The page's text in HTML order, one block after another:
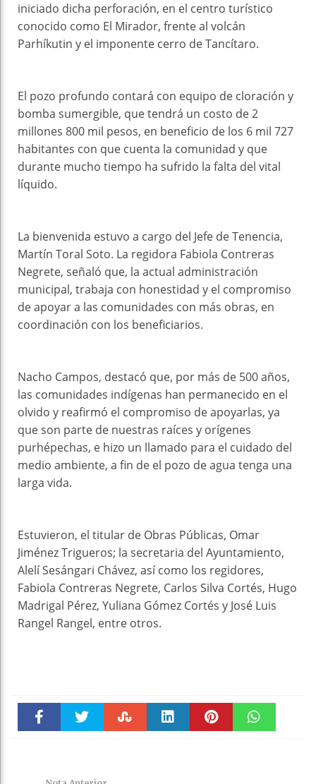
iniciado dicha perforación, en el centro turístico
conocido como El Mirador, frente al volcán
Parhíkutin y el imponente cerro de Tancítaro.
El pozo profundo contará con equipo de cloración y
bomba sumergible, que tendrá un costo de 2
millones 800 mil pesos, en beneficio de los 6 mil 727
habitantes con que cuenta la comunidad y que
durante mucho tiempo ha sufrido la falta del vital
líquido.
La bienvenida estuvo a cargo del Jefe de Tenencia,
Martín Toral Soto. La regidora Fabiola Contreras
Negrete, señaló que, la actual administración
municipal, trabaja con honestidad y el compromiso
de apoyar a las comunidades con más obras, en
coordinación con los beneficiarios.
Nacho Campos, destacó que, por más de 500 años,
las comunidades indígenas han permanecido en el
olvido y reafirmó el compromiso de apoyarlas, ya
que son parte de nuestras raíces y orígenes
purhépechas, e hizo un llamado para el cuidado del
medio ambiente, a fin de el pozo de agua tenga una
larga vida.
Estuvieron, el titular de Obras Públicas, Omar
Jiménez Trigueros; la secretaria del Ayuntamiento,
Alelí Sesángari Chávez, así como los regidores,
Fabiola Contreras Negrete, Carlos Silva Cortés, Hugo
Madrigal Pérez, Yuliana Gómez Cortés y José Luis
Rangel Rangel, entre otros.